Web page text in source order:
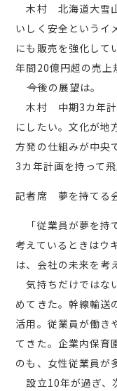
木村 北海道大雪
いしく安全というイ
にも販売を強化して
年間20億円超の売上
――今後の展望は。
木村 中期3カ年計
にしたい。文化が地
方発の仕組みが中央
3カ年計画を持って飛
記者席 夢を持てる
「従業員が夢を持
考えているときはウ
は、会社の未来を考
気持ちだけではな
めてきた。幹線輸送
活用。従業員が働き
てきた。企業内保育
のも、女性従業員が
設立10年が過ぎ、